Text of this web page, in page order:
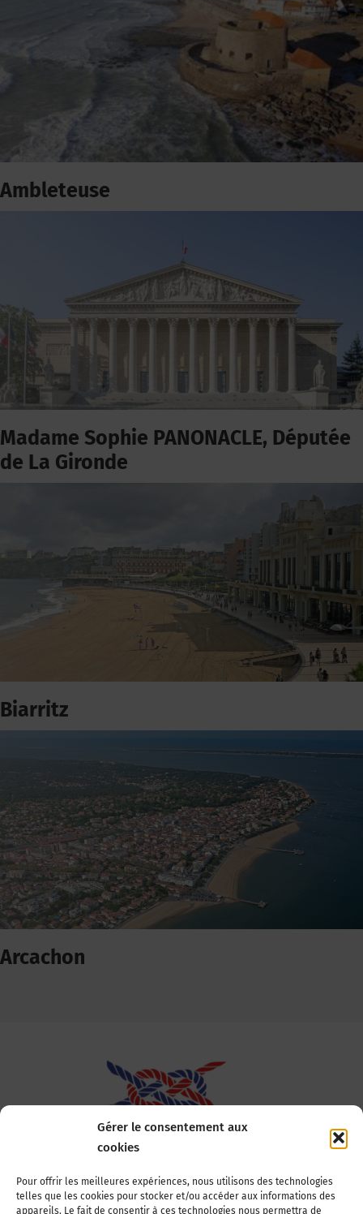
Gérer le consentement aux
cookies
Pour offrir les meilleures expériences, nous utilisons des technologies
telles que les cookies pour stocker et/ou accéder aux informations des
appareils. Le fait de consentir à ces technologies nous permettra de
Ambleteuse
Madame Sophie PANONACLE, Députée
de La Gironde
Biarritz
Arcachon
Association Nationale des Elus des Littoraux
22, boulevard de la Tour-Maubourg